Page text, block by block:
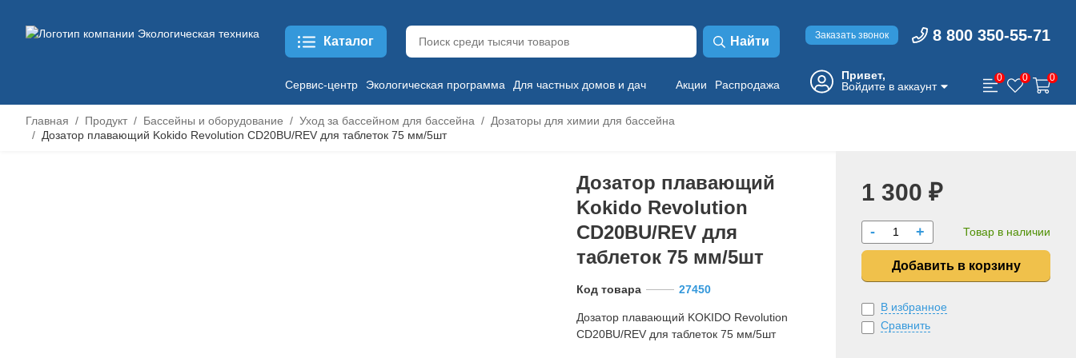
Каталог Найти
Сервис-центр Экологическая программа Для частных домов и дач Акции Распродажа
Заказать звонок 8 800 350-55-71
Привет,
Войдите в аккаунт
0 0 0
Главная Продукт Бассейны и оборудование Уход за бассейном для бассейна
Дозаторы для химии для бассейна
Дозатор плавающий Kokido Revolution CD20BU/REV для таблеток 75 мм/5шт
Дозатор плавающий
Kokido Revolution
CD20BU/REV для
таблеток 75 мм/5шт
Код товара 27450
Дозатор плавающий KOKIDO Revolution
CD20BU/REV для таблеток 75 мм/5шт
1 300 ₽
- + Товар в наличии
Добавить в корзину
В избранное
Сравнить